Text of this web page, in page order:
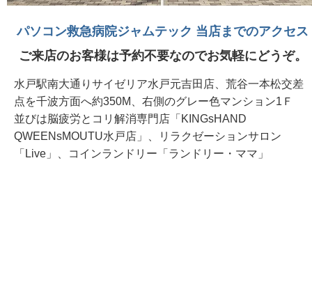
パソコン救急病院ジャムテック 当店までのアクセス
ご来店のお客様は予約不要なのでお気軽にどうぞ。
水戸駅南大通りサイゼリア水戸元吉田店、荒谷一本松交差
点を千波方面へ約350M、右側のグレー色マンション1Ｆ
並びは脳疲労とコリ解消専門店「KINGsHAND
QWEENsMOUTU水戸店」、リラクゼーションサロン
「Live」、コインランドリー「ランドリー・ママ」